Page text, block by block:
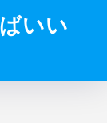
いい